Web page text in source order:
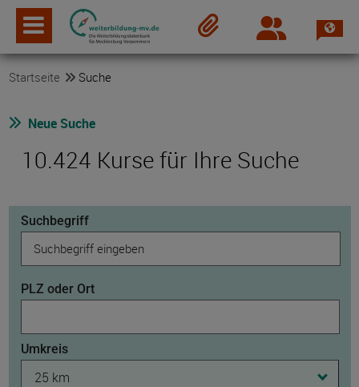
Login
Startseite Suche
Neue Suche
10.424 Kurse für Ihre Suche
Suchbegriff
PLZ oder Ort
Umkreis
25 km